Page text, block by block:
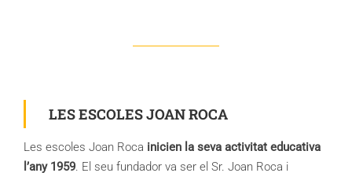
LES ESCOLES JOAN ROCA
Les escoles Joan Roca inicien la seva activitat educativa
l’any 1959. El seu fundador va ser el Sr. Joan Roca i